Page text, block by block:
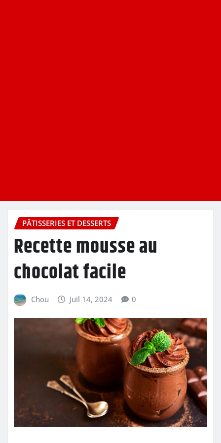
PÂTISSERIES ET DESSERTS
Recette mousse au
chocolat facile
Chou Juil 14, 2024 0